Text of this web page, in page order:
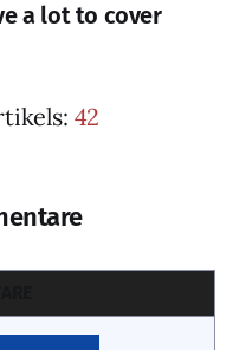
a lot to cover
42